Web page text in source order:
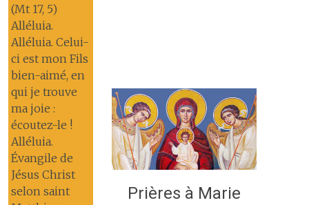
(Mt 17, 5)
Alléluia.
Alléluia. Celui-
ci est mon Fils
bien-aimé, en
qui je trouve
ma joie :
écoutez-le !
Alléluia.
Évangile de
Jésus Christ
selon saint
Prières à Marie